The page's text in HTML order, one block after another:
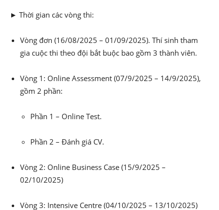
► Thời gian các vòng thi:
Vòng đơn (16/08/2025 – 01/09/2025). Thí sinh tham
gia cuộc thi theo đội bắt buộc bao gồm 3 thành viên.
Vòng 1: Online Assessment (07/9/2025 – 14/9/2025),
gồm 2 phần:
Phần 1 – Online Test.
Phần 2 – Đánh giá CV.
Vòng 2: Online Business Case (15/9/2025 –
02/10/2025)
Vòng 3: Intensive Centre (04/10/2025 – 13/10/2025)